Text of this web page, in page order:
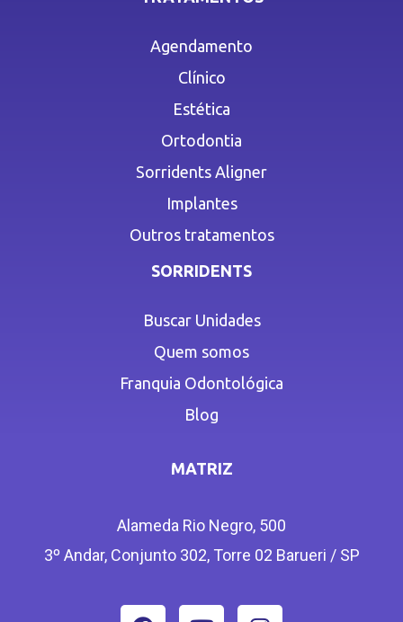
Agendamento
Clínico
Estética
Ortodontia
Sorridents Aligner
Implantes
Outros tratamentos
SORRIDENTS
Buscar Unidades
Quem somos
Franquia Odontológica
Blog
MATRIZ
Alameda Rio Negro, 500
3º Andar, Conjunto 302, Torre 02 Barueri / SP